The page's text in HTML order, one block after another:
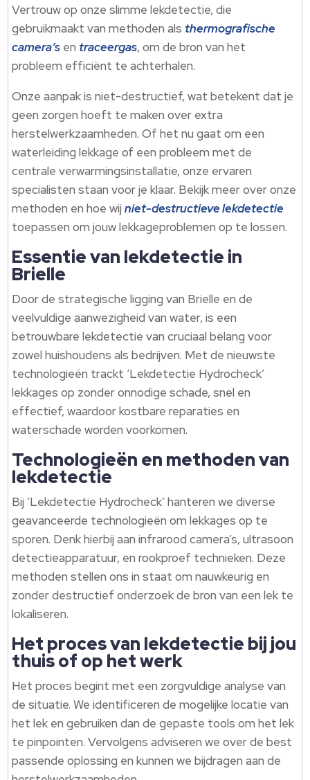
Vertrouw op onze slimme lekdetectie, die
gebruikmaakt van methoden als thermografische
camera’s en traceergas, om de bron van het
probleem efficiënt te achterhalen.
Onze aanpak is niet-destructief, wat betekent dat je
geen zorgen hoeft te maken over extra
herstelwerkzaamheden. Of het nu gaat om een
waterleiding lekkage of een probleem met de
centrale verwarmingsinstallatie, onze ervaren
specialisten staan voor je klaar. Bekijk meer over onze
methoden en hoe wijniet-destructieve lekdetectie
toepassen om jouw lekkageproblemen op te lossen.
Essentie van lekdetectie in
Brielle
Door de strategische ligging van Brielle en de
veelvuldige aanwezigheid van water, is een
betrouwbare lekdetectie van cruciaal belang voor
zowel huishoudens als bedrijven. Met de nieuwste
technologieën trackt ‘Lekdetectie Hydrocheck’
lekkages op zonder onnodige schade, snel en
effectief, waardoor kostbare reparaties en
waterschade worden voorkomen.
Technologieën en methoden van
lekdetectie
Bij ‘Lekdetectie Hydrocheck’ hanteren we diverse
geavanceerde technologieën om lekkages op te
sporen. Denk hierbij aan infrarood camera’s, ultrasoon
detectieapparatuur, en rookproef technieken. Deze
methoden stellen ons in staat om nauwkeurig en
zonder destructief onderzoek de bron van een lek te
lokaliseren.
Het proces van lekdetectie bij jou
thuis of op het werk
Het proces begint met een zorgvuldige analyse van
de situatie. We identificeren de mogelijke locatie van
het lek en gebruiken dan de gepaste tools om het lek
te pinpointen. Vervolgens adviseren we over de best
passende oplossing en kunnen we bijdragen aan de